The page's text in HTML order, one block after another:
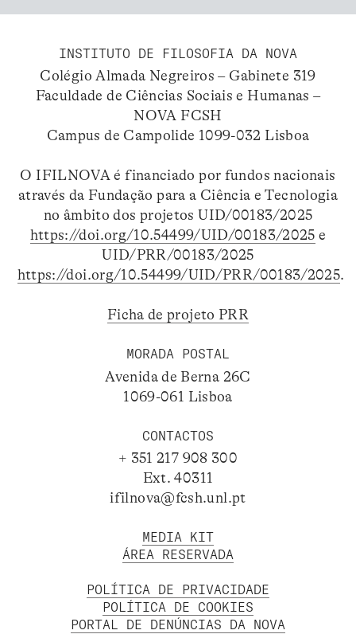
INSTITUTO DE FILOSOFIA DA NOVA
Colégio Almada Negreiros – Gabinete 319
Faculdade de Ciências Sociais e Humanas –
NOVA FCSH
Campus de Campolide 1099-032 Lisboa
O IFILNOVA é financiado por fundos nacionais
através da Fundação para a Ciência e Tecnologia
no âmbito dos projetos UID/00183/2025
https://doi.org/10.54499/UID/00183/2025 e
UID/PRR/00183/2025
https://doi.org/10.54499/UID/PRR/00183/2025.
Ficha de projeto PRR
MORADA POSTAL
Avenida de Berna 26C
1069-061 Lisboa
CONTACTOS
+ 351 217 908 300
Ext. 40311
ifilnova@fcsh.unl.pt
MEDIA KIT
ÁREA RESERVADA
POLÍTICA DE PRIVACIDADE
POLÍTICA DE COOKIES
PORTAL DE DENÚNCIAS DA NOVA